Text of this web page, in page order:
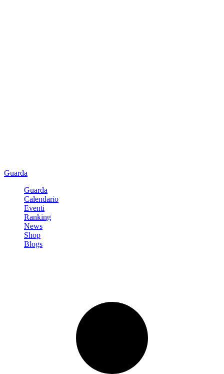
Guarda
Guarda
Calendario
Eventi
Ranking
News
Shop
Blogs